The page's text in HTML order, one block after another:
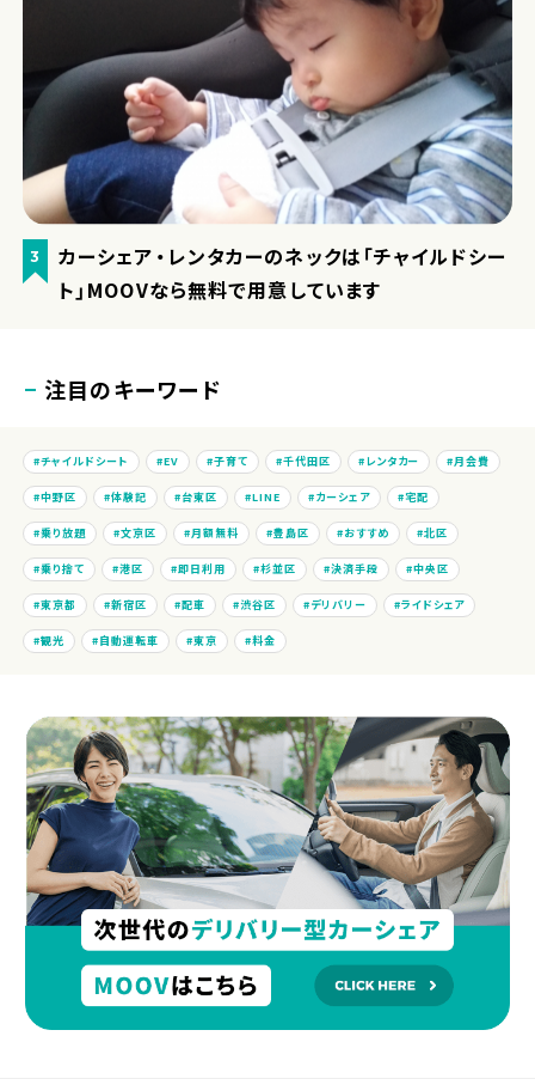
3
カーシェア・レンタカーのネックは「チャイルドシー
ト」MOOVなら無料で用意しています
注目のキーワード
チャイルドシート EV 子育て 千代田区 レンタカー 月会費
中野区 体験記 台東区 LINE カーシェア 宅配
乗り放題 文京区 月額無料 豊島区 おすすめ 北区
乗り捨て 港区 即日利用 杉並区 決済手段 中央区
東京都 新宿区 配車 渋谷区 デリバリー ライドシェア
観光 自動運転車 東京 料金